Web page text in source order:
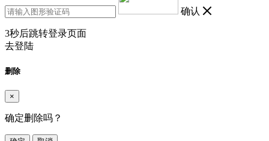
确认
3秒后跳转登录页面
去登陆
删除
×
确定删除吗？